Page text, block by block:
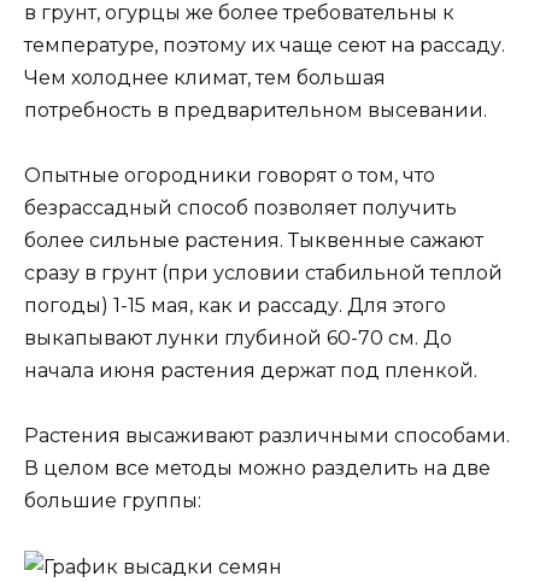
в грунт, огурцы же более требовательны к
температуре, поэтому их чаще сеют на рассаду.
Чем холоднее климат, тем большая
потребность в предварительном высевании.
Опытные огородники говорят о том, что
безрассадный способ позволяет получить
более сильные растения. Тыквенные сажают
сразу в грунт (при условии стабильной теплой
погоды) 1-15 мая, как и рассаду. Для этого
выкапывают лунки глубиной 60-70 см. До
начала июня растения держат под пленкой.
Растения высаживают различными способами.
В целом все методы можно разделить на две
большие группы: